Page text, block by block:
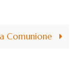
Comunione